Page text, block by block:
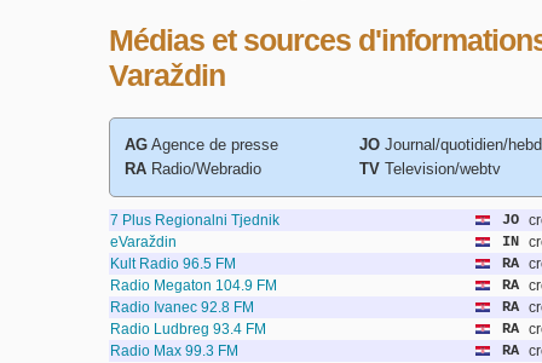
Médias et sources
Varaždin
AG Agence de presse
RA Radio/Webradio
JO Journal/quotidien/
TV Television/webtv
7 Plus Regionalni Tjednik JO
eVaraždin
IN
Kult Radio 96.5 FM
RA
Radio Megaton 104.9 FM
RA
Radio Ivanec 92.8 FM
RA
Radio Ludbreg 93.4 FM
RA
Radio Max 99.3 FM
RA